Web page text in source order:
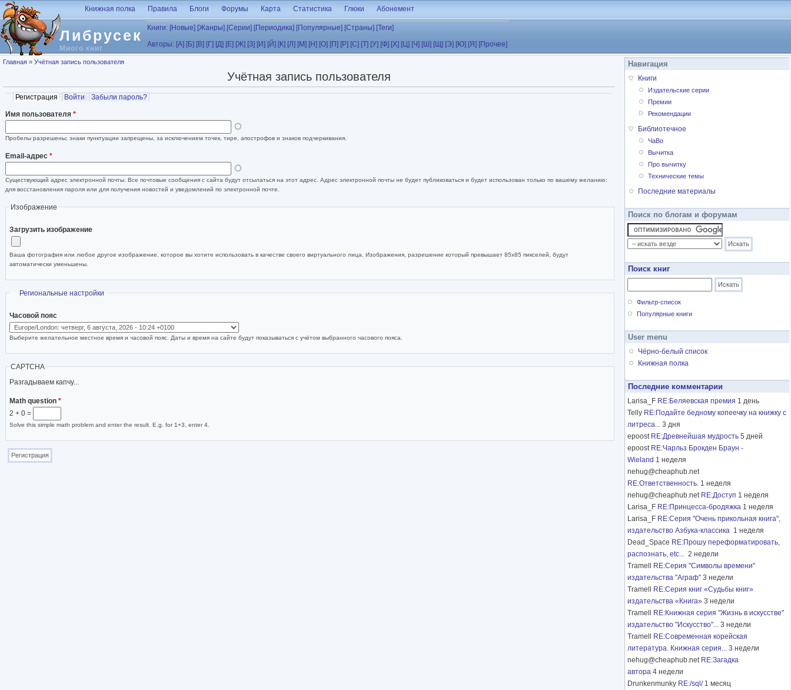
Перейти к основному содержанию
Либрусек
Много книг
Книжная полка Правила Блоги Форумы Карта Статистика Глюки Абонемент
Книги: [Новые] [Жанры] [Серии] [Периодика] [Популярные] [Страны] [Теги]
Авторы: [А] [Б] [В] [Г] [Д] [Е] [Ж] [З] [И] [Й] [К] [Л] [М] [Н] [О] [П] [Р] [С] [Т] [У] [Ф] [Х] [Ц] [Ч] [Ш] [Щ] [Э] [Ю] [Я] [Прочее]
Вы здесь
Главная » Учётная запись пользователя
Учётная запись пользователя
Главные вкладки
Регистрация (активная вкладка)
Войти Забыли пароль?
Имя пользователя *
Пробелы разрешены; знаки пунктуации запрещены, за исключением точек, тире, апострофов и знаков подчеркивания.
Email-адрес *
Существующий адрес электронной почты. Все почтовые сообщения с сайта будут отсылаться на этот адрес. Адрес электронной почты не будет публиковаться и будет использован только по вашему желанию:
для восстановления пароля или для получения новостей и уведомлений по электронной почте.
Изображение
Загрузить изображение
Ваша фотография или любое другое изображение, которое вы хотите использовать в качестве своего виртуального лица. Изображения, разрешение который превышает 85x85 пикселей, будут
автоматически уменьшены.
Скрыть
Региональные настройки
Часовой пояс
Выберите желательное местное время и часовой пояс. Даты и время на сайте будут показываться с учётом выбранного часового пояса.
CAPTCHA
Разгадываем капчу...
Math question *
2 + 0 =
Solve this simple math problem and enter the result. E.g. for 1+3, enter 4.
Навигация
Книги
Издательские серии
Премии
Рекомендации
Библиотечное
ЧаВо
Вычитка
Про вычитку
Технические темы
Последние материалы
Поиск по блогам и форумам
Поиск книг
Фильтр-список
Популярные книги
User menu
Чёрно-белый список
Книжная полка
Последние комментарии
Larisa_F RE:Беляевская премия 1 день
Telly RE:Подайте бедному копеечку на книжку с
литреса... 3 дня
epoost RE:Древнейшая мудрость 5 дней
epoost RE:Чарльз Брокден Браун -
Wieland 1 неделя
nehug@cheaphub.net
RE:Ответственность. 1 неделя
nehug@cheaphub.net RE:Доступ 1 неделя
Larisa_F RE:Принцесса-бродяжка 1 неделя
Larisa_F RE:Серия "Очень прикольная книга",
издательство Азбука-классика 1 неделя
Dead_Space RE:Прошу переформатировать,
распознать, etc... 2 недели
Tramell
RE:Серия "Символы времени"
издательства "Аграф" 3 недели
Tramell
RE:Серия книг «Судьбы книг»
издательства «Книга» 3 недели
Tramell
RE:Книжная серия "Жизнь в искусстве"
издательство "Искусство"... 3 недели
Tramell
RE:Современная корейская
литература. Книжная серия... 3 недели
nehug@cheaphub.net RE:Загадка
автора 4 недели
Drunkenmunky RE:/sql/ 1 месяц